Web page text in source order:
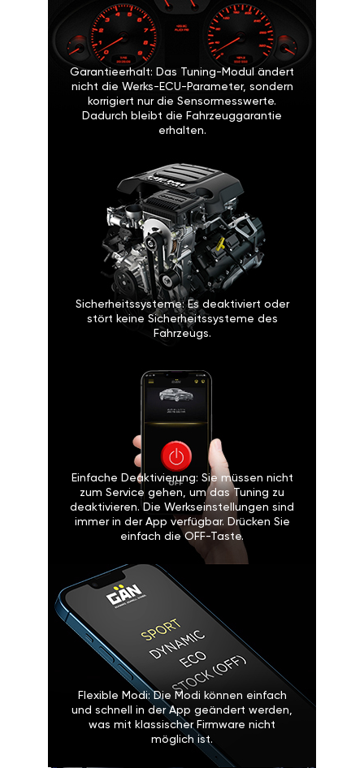
Garantieerhalt: Das Tuning-Modul ändert
nicht die Werks-ECU-Parameter, sondern
korrigiert nur die Sensormesswerte.
Dadurch bleibt die Fahrzeuggarantie
erhalten.
Sicherheitssysteme: Es deaktiviert oder
stört keine Sicherheitssysteme des
Fahrzeugs.
Einfache Deaktivierung: Sie müssen nicht
zum Service gehen, um das Tuning zu
deaktivieren. Die Werkseinstellungen sind
immer in der App verfügbar. Drücken Sie
einfach die OFF-Taste.
Flexible Modi: Die Modi können einfach
und schnell in der App geändert werden,
was mit klassischer Firmware nicht
möglich ist.